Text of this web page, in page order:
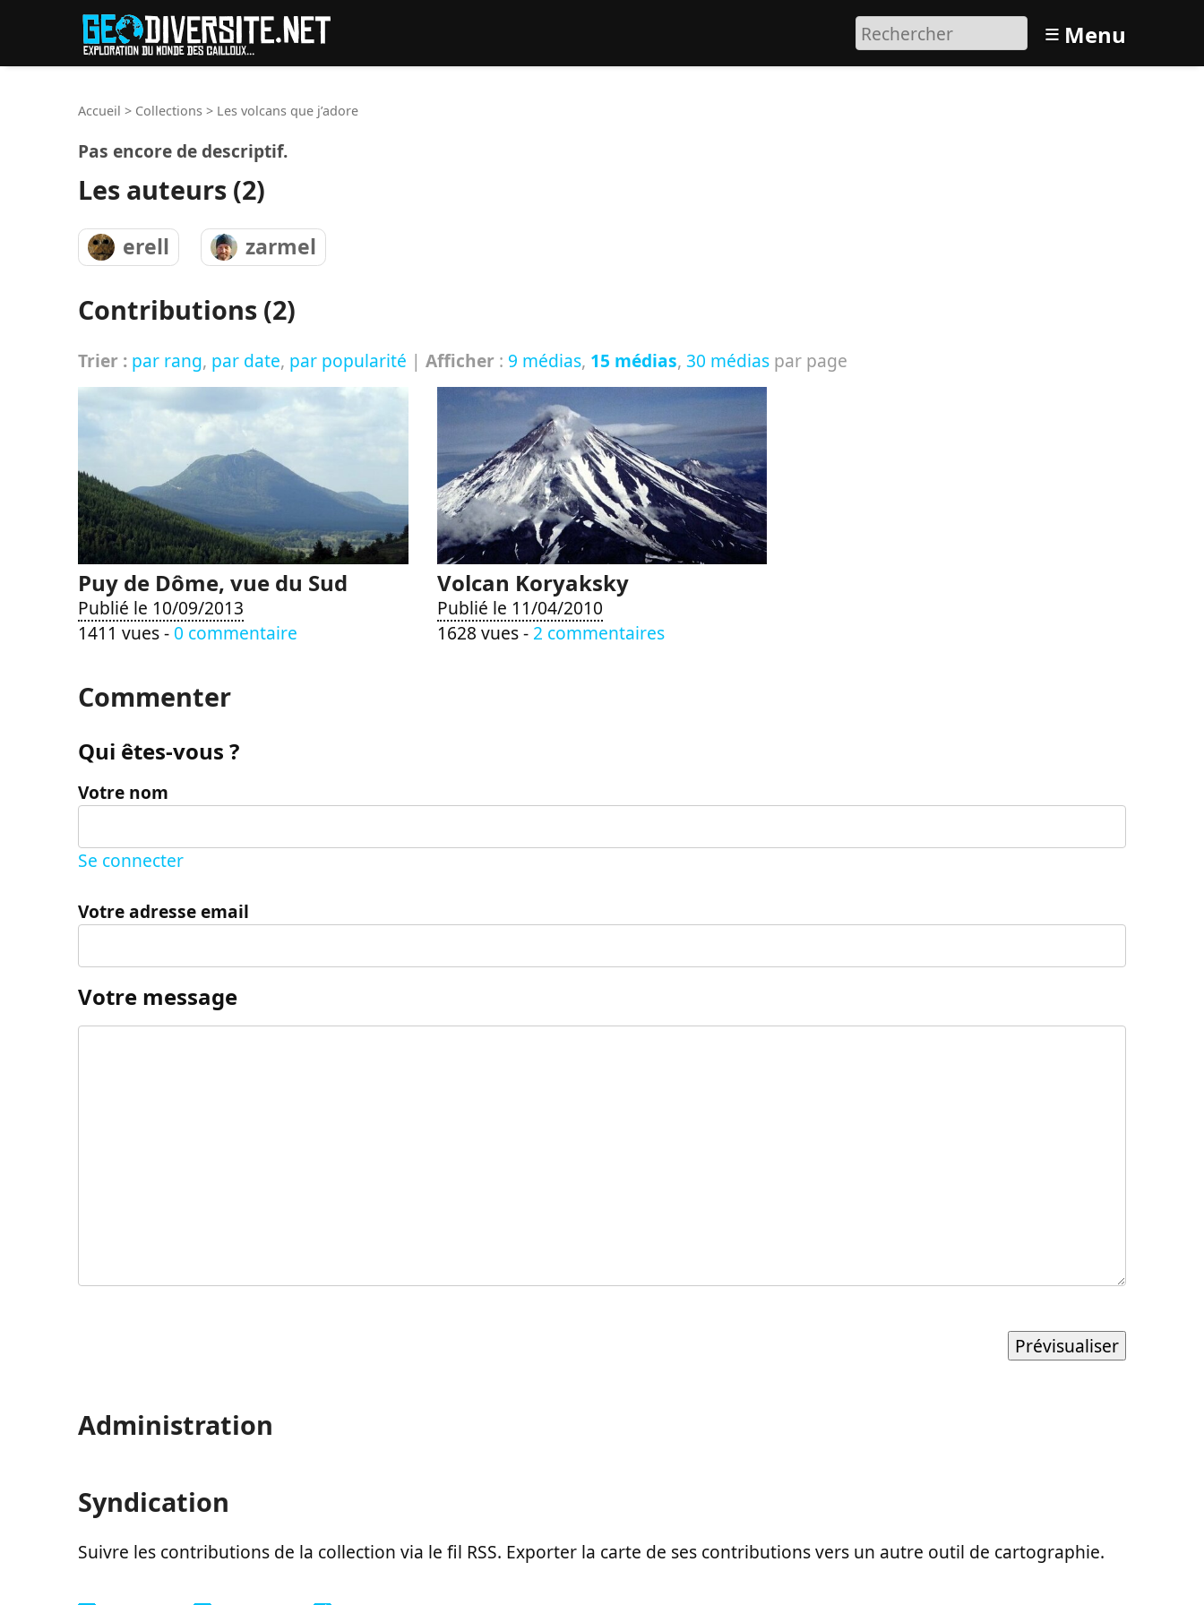
≡ Menu
Accueil > Collections > Les volcans que j’adore
Pas encore de descriptif.
Les auteurs (2)
erell zarmel
Contributions (2)
Trier : par rang, par date, par popularité | Afficher : 9 médias, 15 médias, 30 médias par page
Puy de Dôme, vue du Sud
Publié le 10/09/2013
1411 vues - 0 commentaire
Volcan Koryaksky
Publié le 11/04/2010
1628 vues - 2 commentaires
Commenter
Qui êtes-vous ?
Votre nom
Se connecter
Votre adresse email
Votre message
Administration
Syndication
Suivre les contributions de la collection via le fil RSS. Exporter la carte de ses contributions vers un autre outil de cartographie.